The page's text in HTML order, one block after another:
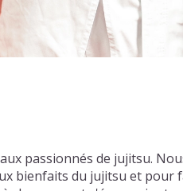
passionnés de jujitsu.
bienfaits du jujitsu et